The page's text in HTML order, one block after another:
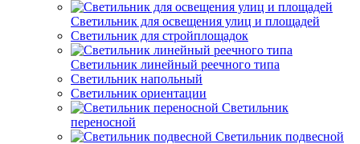
Светильник для освещения улиц и площадей
Светильник для стройплощадок
Светильник линейный реечного типа
Светильник напольный
Светильник ориентации
Светильник
переносной
Светильник подвесной